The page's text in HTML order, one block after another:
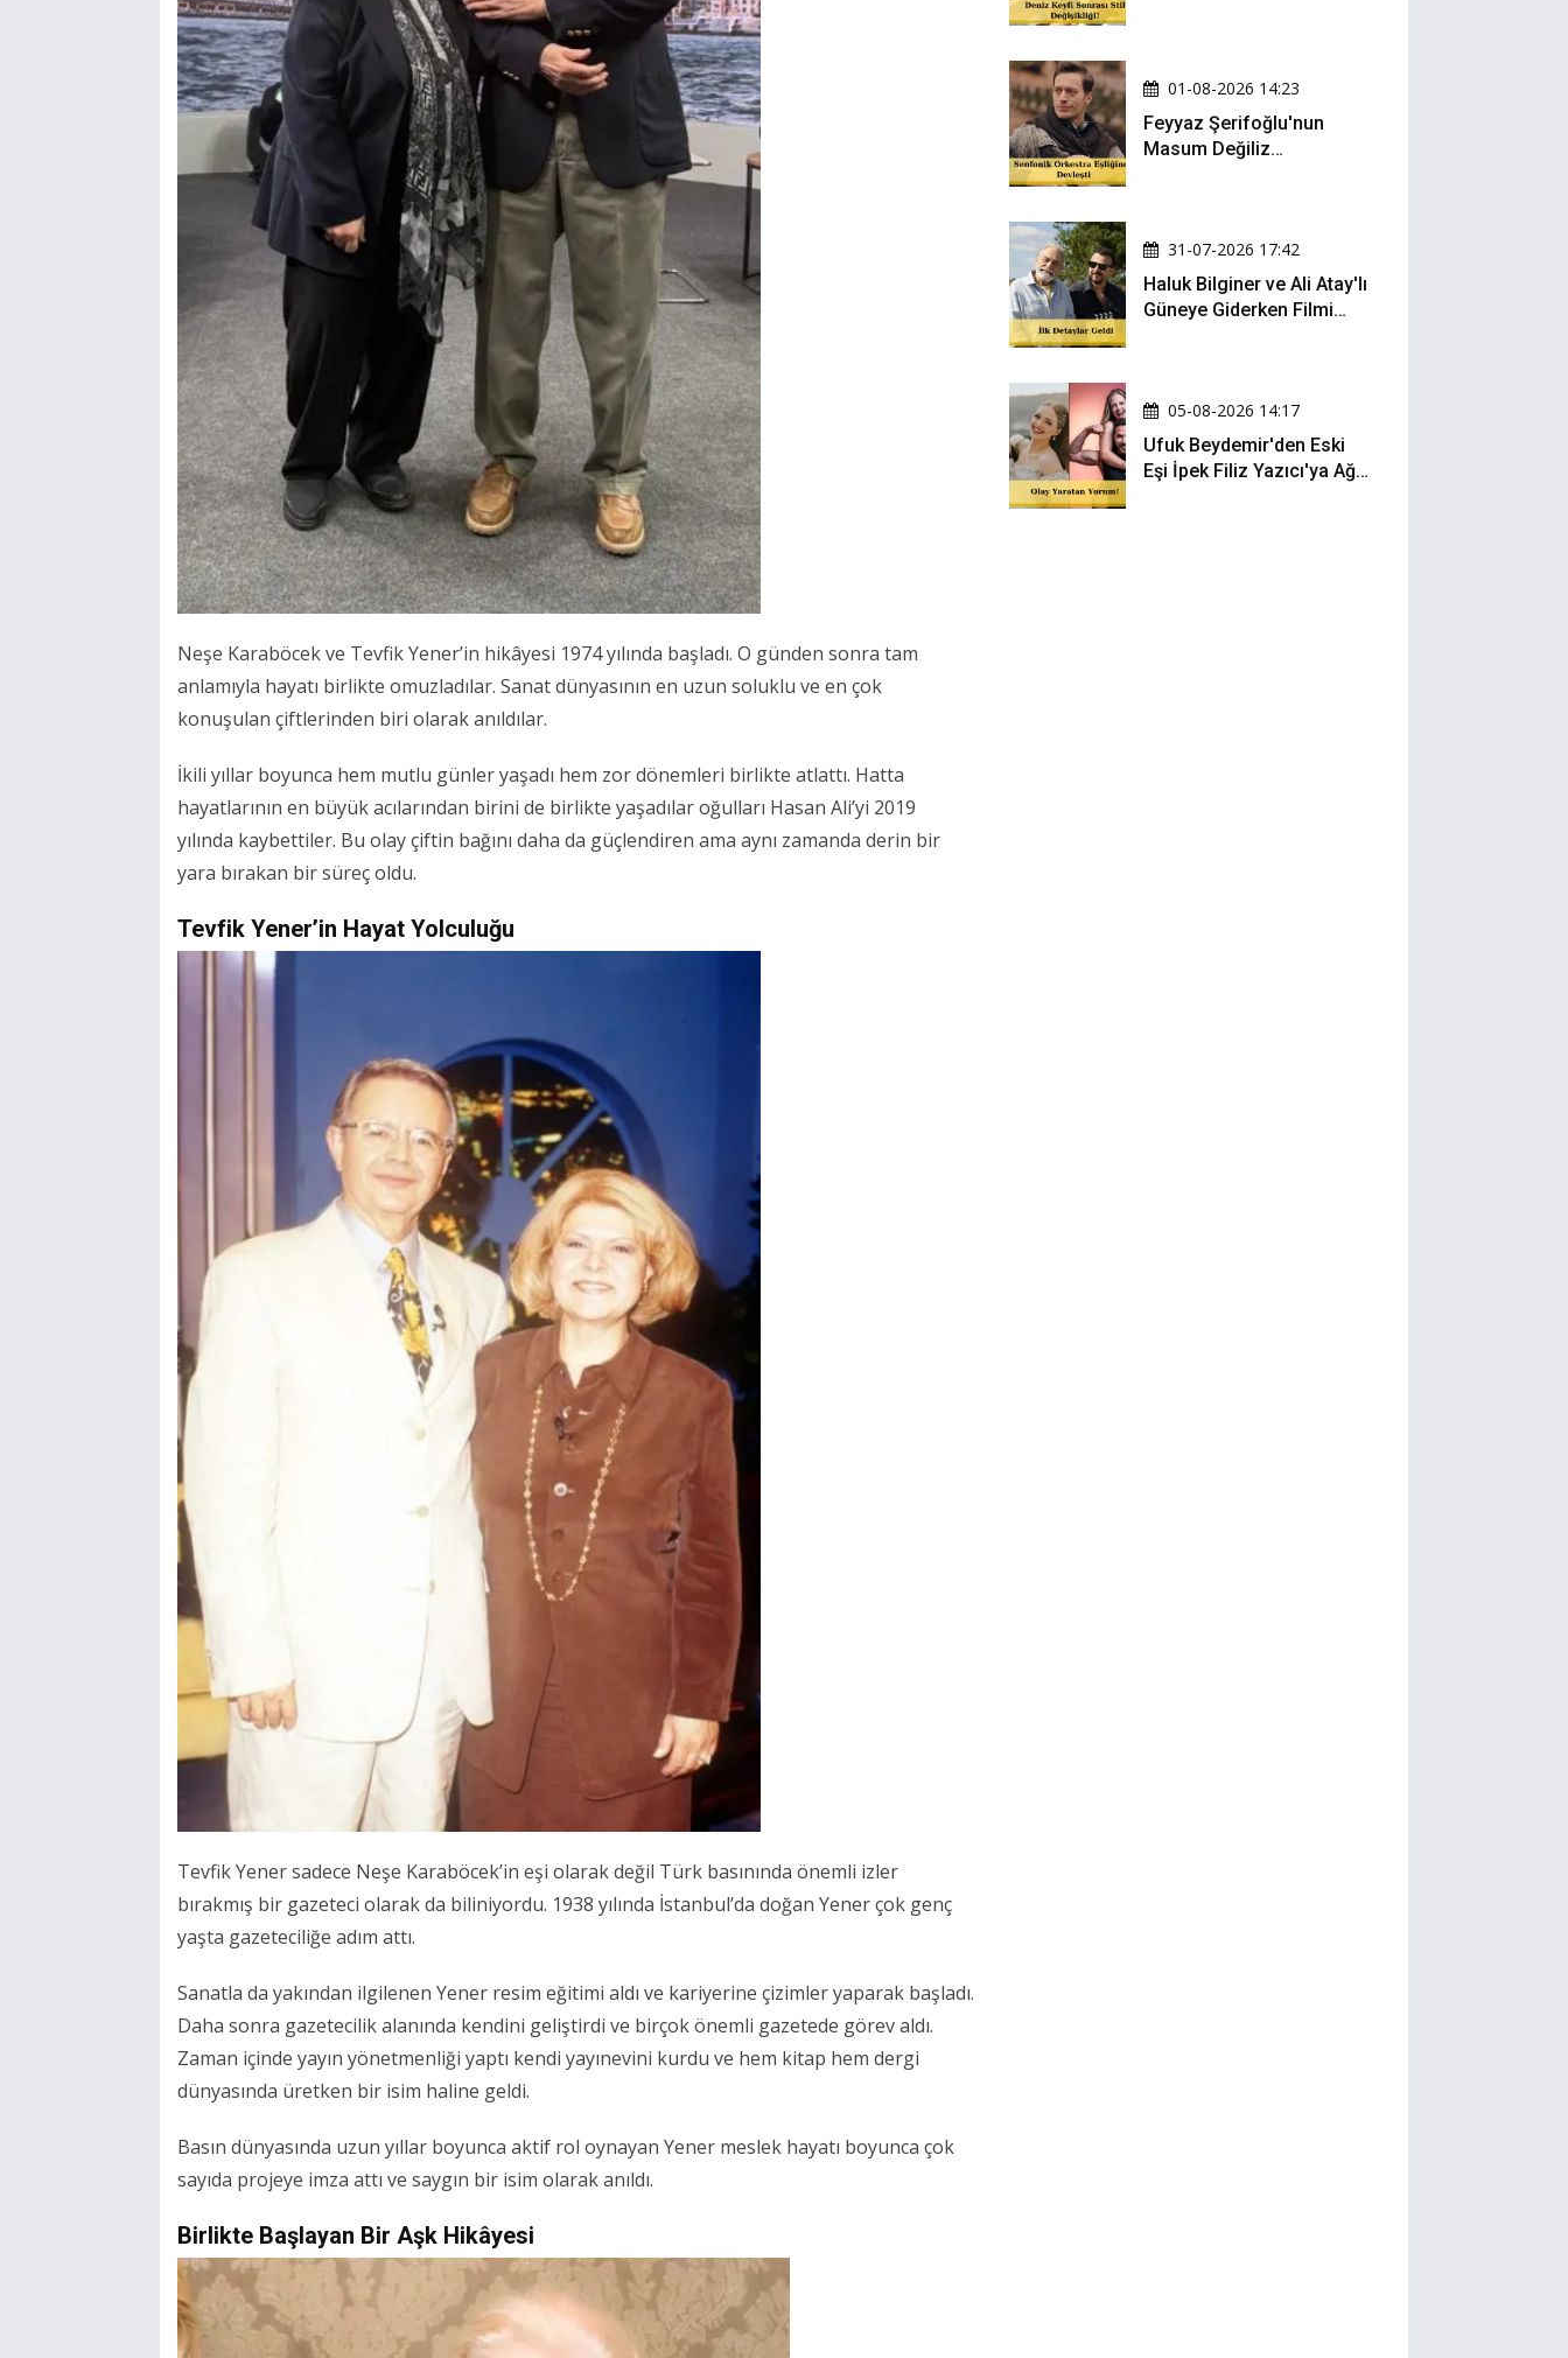
Neşe Karaböcek ve Tevfik Yener’in hikâyesi 1974 yılında başladı. O günden sonra tam
anlamıyla hayatı birlikte omuzladılar. Sanat dünyasının en uzun soluklu ve en çok
konuşulan çiftlerinden biri olarak anıldılar.
İkili yıllar boyunca hem mutlu günler yaşadı hem zor dönemleri birlikte atlattı. Hatta
hayatlarının en büyük acılarından birini de birlikte yaşadılar oğulları Hasan Ali’yi 2019
yılında kaybettiler. Bu olay çiftin bağını daha da güçlendiren ama aynı zamanda derin bir
yara bırakan bir süreç oldu.
Tevfik Yener’in Hayat Yolculuğu
Tevfik Yener sadece Neşe Karaböcek’in eşi olarak değil Türk basınında önemli izler
bırakmış bir gazeteci olarak da biliniyordu. 1938 yılında İstanbul’da doğan Yener çok genç
yaşta gazeteciliğe adım attı.
Sanatla da yakından ilgilenen Yener resim eğitimi aldı ve kariyerine çizimler yaparak başladı.
Daha sonra gazetecilik alanında kendini geliştirdi ve birçok önemli gazetede görev aldı.
Zaman içinde yayın yönetmenliği yaptı kendi yayınevini kurdu ve hem kitap hem dergi
dünyasında üretken bir isim haline geldi.
Basın dünyasında uzun yıllar boyunca aktif rol oynayan Yener meslek hayatı boyunca çok
sayıda projeye imza attı ve saygın bir isim olarak anıldı.
Birlikte Başlayan Bir Aşk Hikâyesi
01-08-2026 14:23
Feyyaz Şerifoğlu'nun
Masum Değiliz
31-07-2026 17:42
Haluk Bilginer ve Ali Atay'lı
Güneye Giderken Filmi
05-08-2026 14:17
Ufuk Beydemir'den Eski
Eşi İpek Filiz Yazıcı'ya Ağır